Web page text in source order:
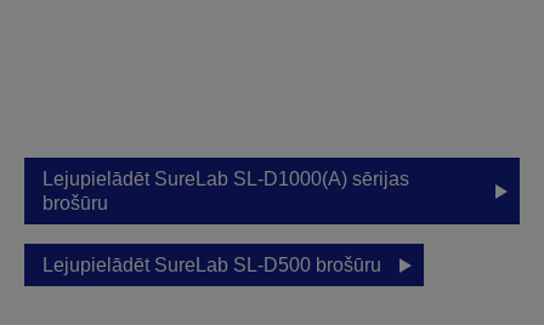
Lejupielādēt SureLab SL-D1000(A) sērijas
brošūru
Lejupielādēt SureLab SL-D500 brošūru